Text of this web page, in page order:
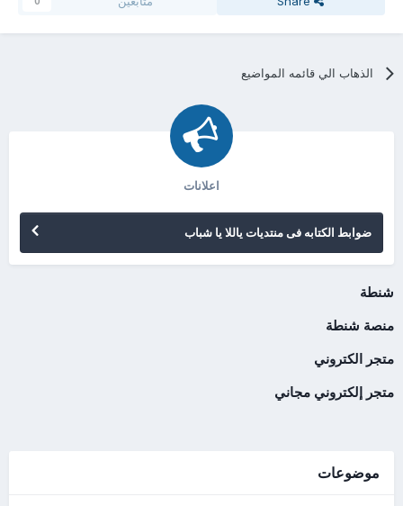
الذهاب الي قائمه المواضيع
اعلانات
ضوابط الكتابه فى منتديات ياللا يا شباب
شنطة
منصة شنطة
متجر الكتروني
متجر إلكتروني مجاني
موضوعات